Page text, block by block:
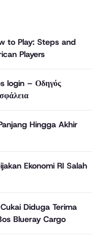
to Play: Steps and
Players
login – Οδηγός
Hingga Akhir
Ekonomi RI Salah
Diduga Terima
Blueray Cargo